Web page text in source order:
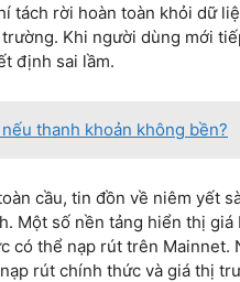
tách rời hoàn toàn khỏi dữ
Khi người dùng mới
định sai lầm.
thanh khoản không bền?
cầu, tin đồn về niêm yết
Một số nền tảng hiển thị giá
có thể nạp rút trên Mainnet.
rút chính thức và giá thị